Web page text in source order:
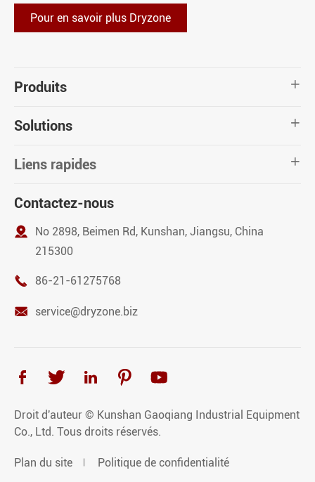
Pour en savoir plus Dryzone
Produits 
Solutions 
Liens rapides 
Contactez-nous

No 2898, Beimen Rd, Kunshan, Jiangsu, China
215300
 86-21-61275768
 service@dryzone.biz
    
Droit d'auteur © Kunshan Gaoqiang Industrial Equipment
Co., Ltd. Tous droits réservés.
Plan du site Politique de confidentialité